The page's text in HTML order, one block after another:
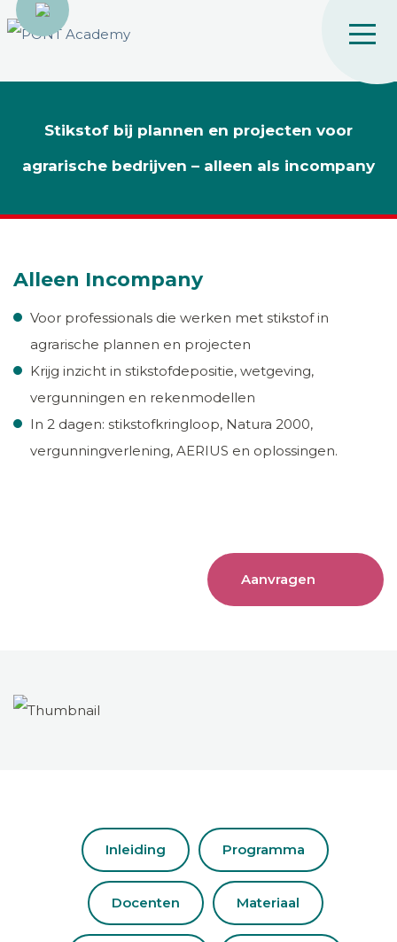
Stikstof bij plannen en projecten voor
agrarische bedrijven – alleen als incompany
Alleen Incompany
Voor professionals die werken met stikstof in
agrarische plannen en projecten
Krijg inzicht in stikstofdepositie, wetgeving,
vergunningen en rekenmodellen
In 2 dagen: stikstofkringloop, Natura 2000,
vergunningverlening, AERIUS en oplossingen.
Aanvragen
Inleiding Programma
Docenten Materiaal